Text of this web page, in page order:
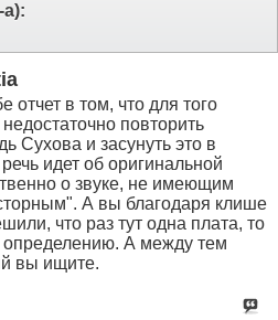
а):
отчет в том, что для того
повторить
Сухова и засунуть это в
идет об оригинальной
о звуке, не имеющим
А вы благодаря клише
что раз тут одна плата, то
определению. А между тем
вы ищите.